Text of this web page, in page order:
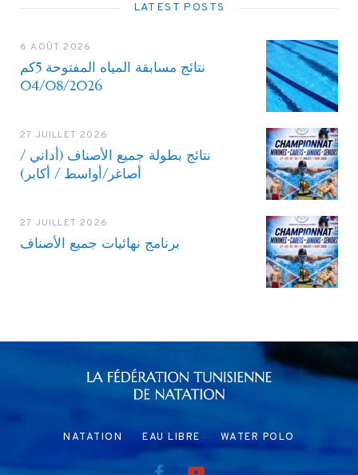
LATEST POSTS
6 AOÛT 2026
نتائج مسابقة المياه المفتوحة 5كم
04/08/2026
27 JUILLET 2026
نتائج بطولة جميع الأصناف (أداني /
أصاغر/أواسط / أكابر)
27 JUILLET 2026
برنامج نهائيات جميع الأصناف
NATATION EAU LIBRE WATER POLO